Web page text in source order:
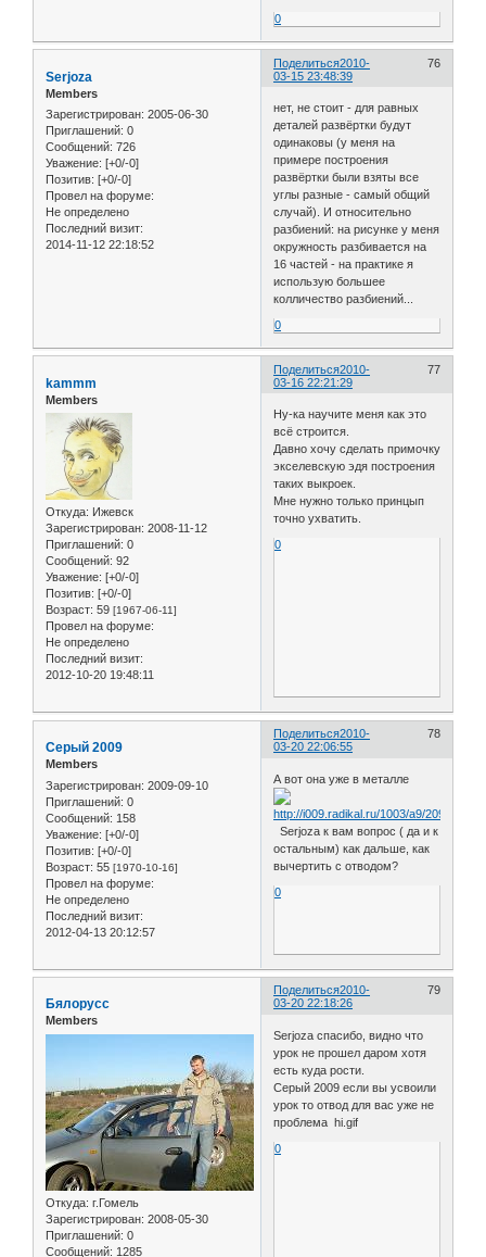
0
Поделиться 76
2010-
03-15 23:48:39
Serjoza
Members
Зарегистрирован: 2005-06-30
Приглашений: 0
Сообщений: 726
Уважение: [+0/-0]
Позитив: [+0/-0]
Провел на форуме:
Не определено
Последний визит:
2014-11-12 22:18:52
нет, не стоит - для равных
деталей развёртки будут
одинаковы (у меня на
примере построения
развёртки были взяты все
углы разные - самый общий
случай). И относительно
разбиений: на рисунке у меня
окружность разбивается на
16 частей - на практике я
использую большее
колличество разбиений...
0
Поделиться 77
2010-
03-16 22:21:29
kammm
Members
Откуда: Ижевск
Зарегистрирован: 2008-11-12
Приглашений: 0
Сообщений: 92
Уважение: [+0/-0]
Позитив: [+0/-0]
Возраст: 59 [1967-06-11]
Провел на форуме:
Не определено
Последний визит:
2012-10-20 19:48:11
Ну-ка научите меня как это
всё строится.
Давно хочу сделать примочку
экселевскую эдя построения
таких выкроек.
Мне нужно только принцып
точно ухватить.
0
Поделиться 78
2010-
03-20 22:06:55
Серый 2009
Members
Зарегистрирован: 2009-09-10
Приглашений: 0
Сообщений: 158
Уважение: [+0/-0]
Позитив: [+0/-0]
Возраст: 55 [1970-10-16]
Провел на форуме:
Не определено
Последний визит:
2012-04-13 20:12:57
А вот она уже в металле
Serjoza к вам вопрос ( да и к
остальным) как дальше, как
вычертить с отводом?
0
Поделиться 79
2010-
03-20 22:18:26
Бялорусс
Members
Откуда: г.Гомель
Зарегистрирован: 2008-05-30
Приглашений: 0
Сообщений: 1285
Serjoza спасибо, видно что
урок не прошел даром хотя
есть куда рости.
Серый 2009 если вы усвоили
урок то отвод для вас уже не
проблема hi.gif
0